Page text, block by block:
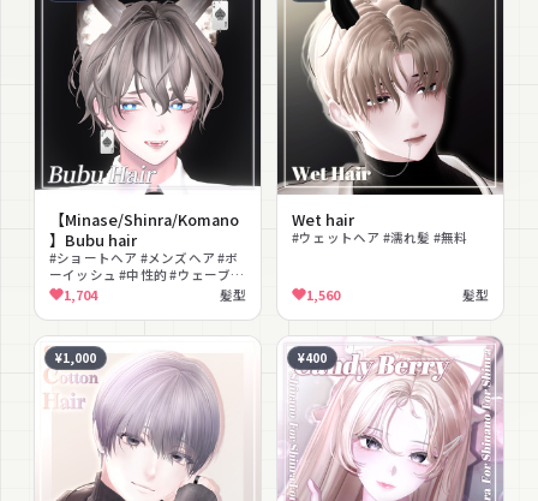
【Minase/Shinra/Komano
】Bubu hair
#ショートヘア #メンズヘア #ボ
ーイッシュ #中性的 #ウェーブ #
銀髪 #髪型
1,704 髪型
Wet hair
#ウェットヘア #濡れ髪 #無料
1,560 髪型
¥1,000 ¥400